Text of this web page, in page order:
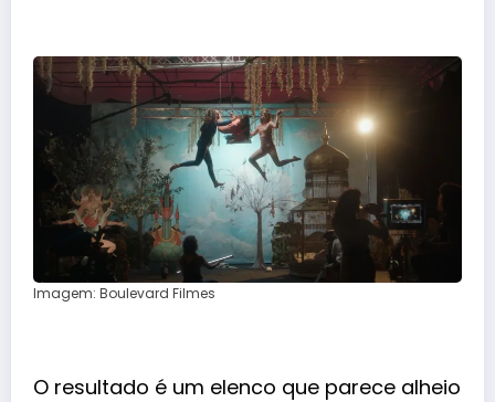
Imagem: Boulevard Filmes
O resultado é um elenco que parece alheio